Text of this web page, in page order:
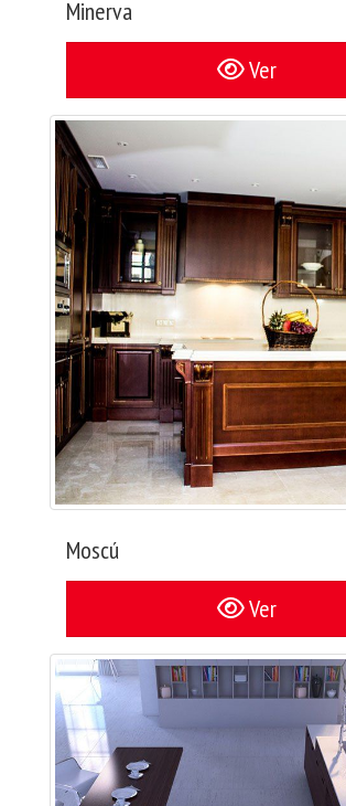
Minerva
Ver
Moscú
Ver